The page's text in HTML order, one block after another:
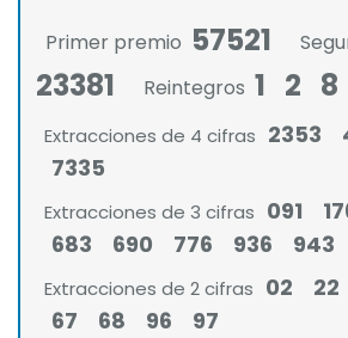
Primer premio 57521
23381 Reintegros 1 2 8
Extracciones de 4 cifras 2353
7335
Extracciones de 3 cifras 091
683
690 776 936 943
Extracciones de 2 cifras 02 22
67
68 96 97